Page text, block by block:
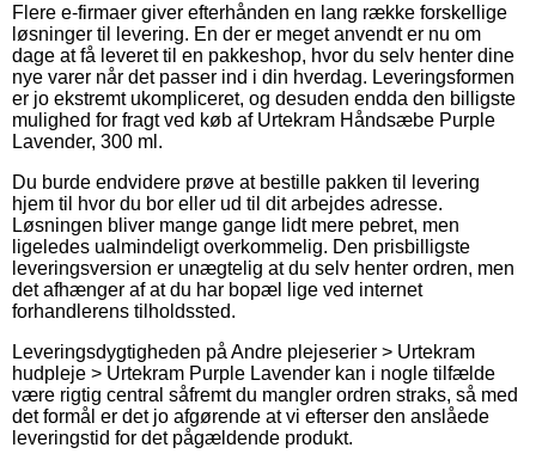
Flere e-firmaer giver efterhånden en lang række forskellige
løsninger til levering. En der er meget anvendt er nu om
dage at få leveret til en pakkeshop, hvor du selv henter dine
nye varer når det passer ind i din hverdag. Leveringsformen
er jo ekstremt ukompliceret, og desuden endda den billigste
mulighed for fragt ved køb af Urtekram Håndsæbe Purple
Lavender, 300 ml.
Du burde endvidere prøve at bestille pakken til levering
hjem til hvor du bor eller ud til dit arbejdes adresse.
Løsningen bliver mange gange lidt mere pebret, men
ligeledes ualmindeligt overkommelig. Den prisbilligste
leveringsversion er unægtelig at du selv henter ordren, men
det afhænger af at du har bopæl lige ved internet
forhandlerens tilholdssted.
Leveringsdygtigheden på Andre plejeserier > Urtekram
hudpleje > Urtekram Purple Lavender kan i nogle tilfælde
være rigtig central såfremt du mangler ordren straks, så med
det formål er det jo afgørende at vi efterser den anslåede
leveringstid for det pågældende produkt.